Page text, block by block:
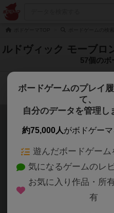
ルドヴィック モーブロ
57個のボ
検
ドラフ
ボードゲームのプレイ
て、
自分のデータを管理し
約75,000人がボドゲーマ
遊んだボードゲーム
気になるゲームのレ
お気に入り作品・所
有